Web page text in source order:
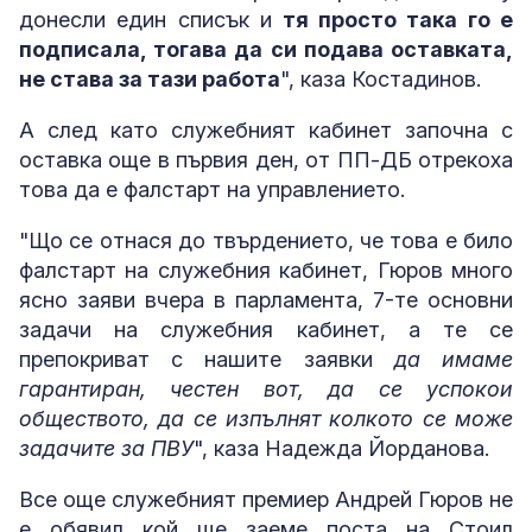
донесли един списък и тя просто така го е
подписала, тогава да си подава оставката,
не става за тази работа", каза Костадинов.
А след като служебният кабинет започна с
оставка още в първия ден, от ПП-ДБ отрекоха
това да е фалстарт на управлението.
"Що се отнася до твърдението, че това е било
фалстарт на служебния кабинет, Гюров много
ясно заяви вчера в парламента, 7-те основни
задачи на служебния кабинет, а те се
препокриват с нашите заявкида имаме
гарантиран, честен вот, да се успокои
обществото, да се изпълнят колкото се може
задачите за ПВУ", каза Надежда Йорданова.
Все още служебният премиер Андрей Гюров не